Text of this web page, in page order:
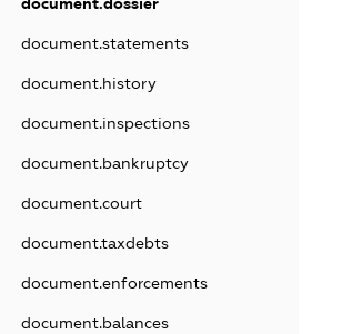
document.statements
document.history
document.inspections
document.bankruptcy
document.court
document.taxdebts
document.enforcements
document.balances